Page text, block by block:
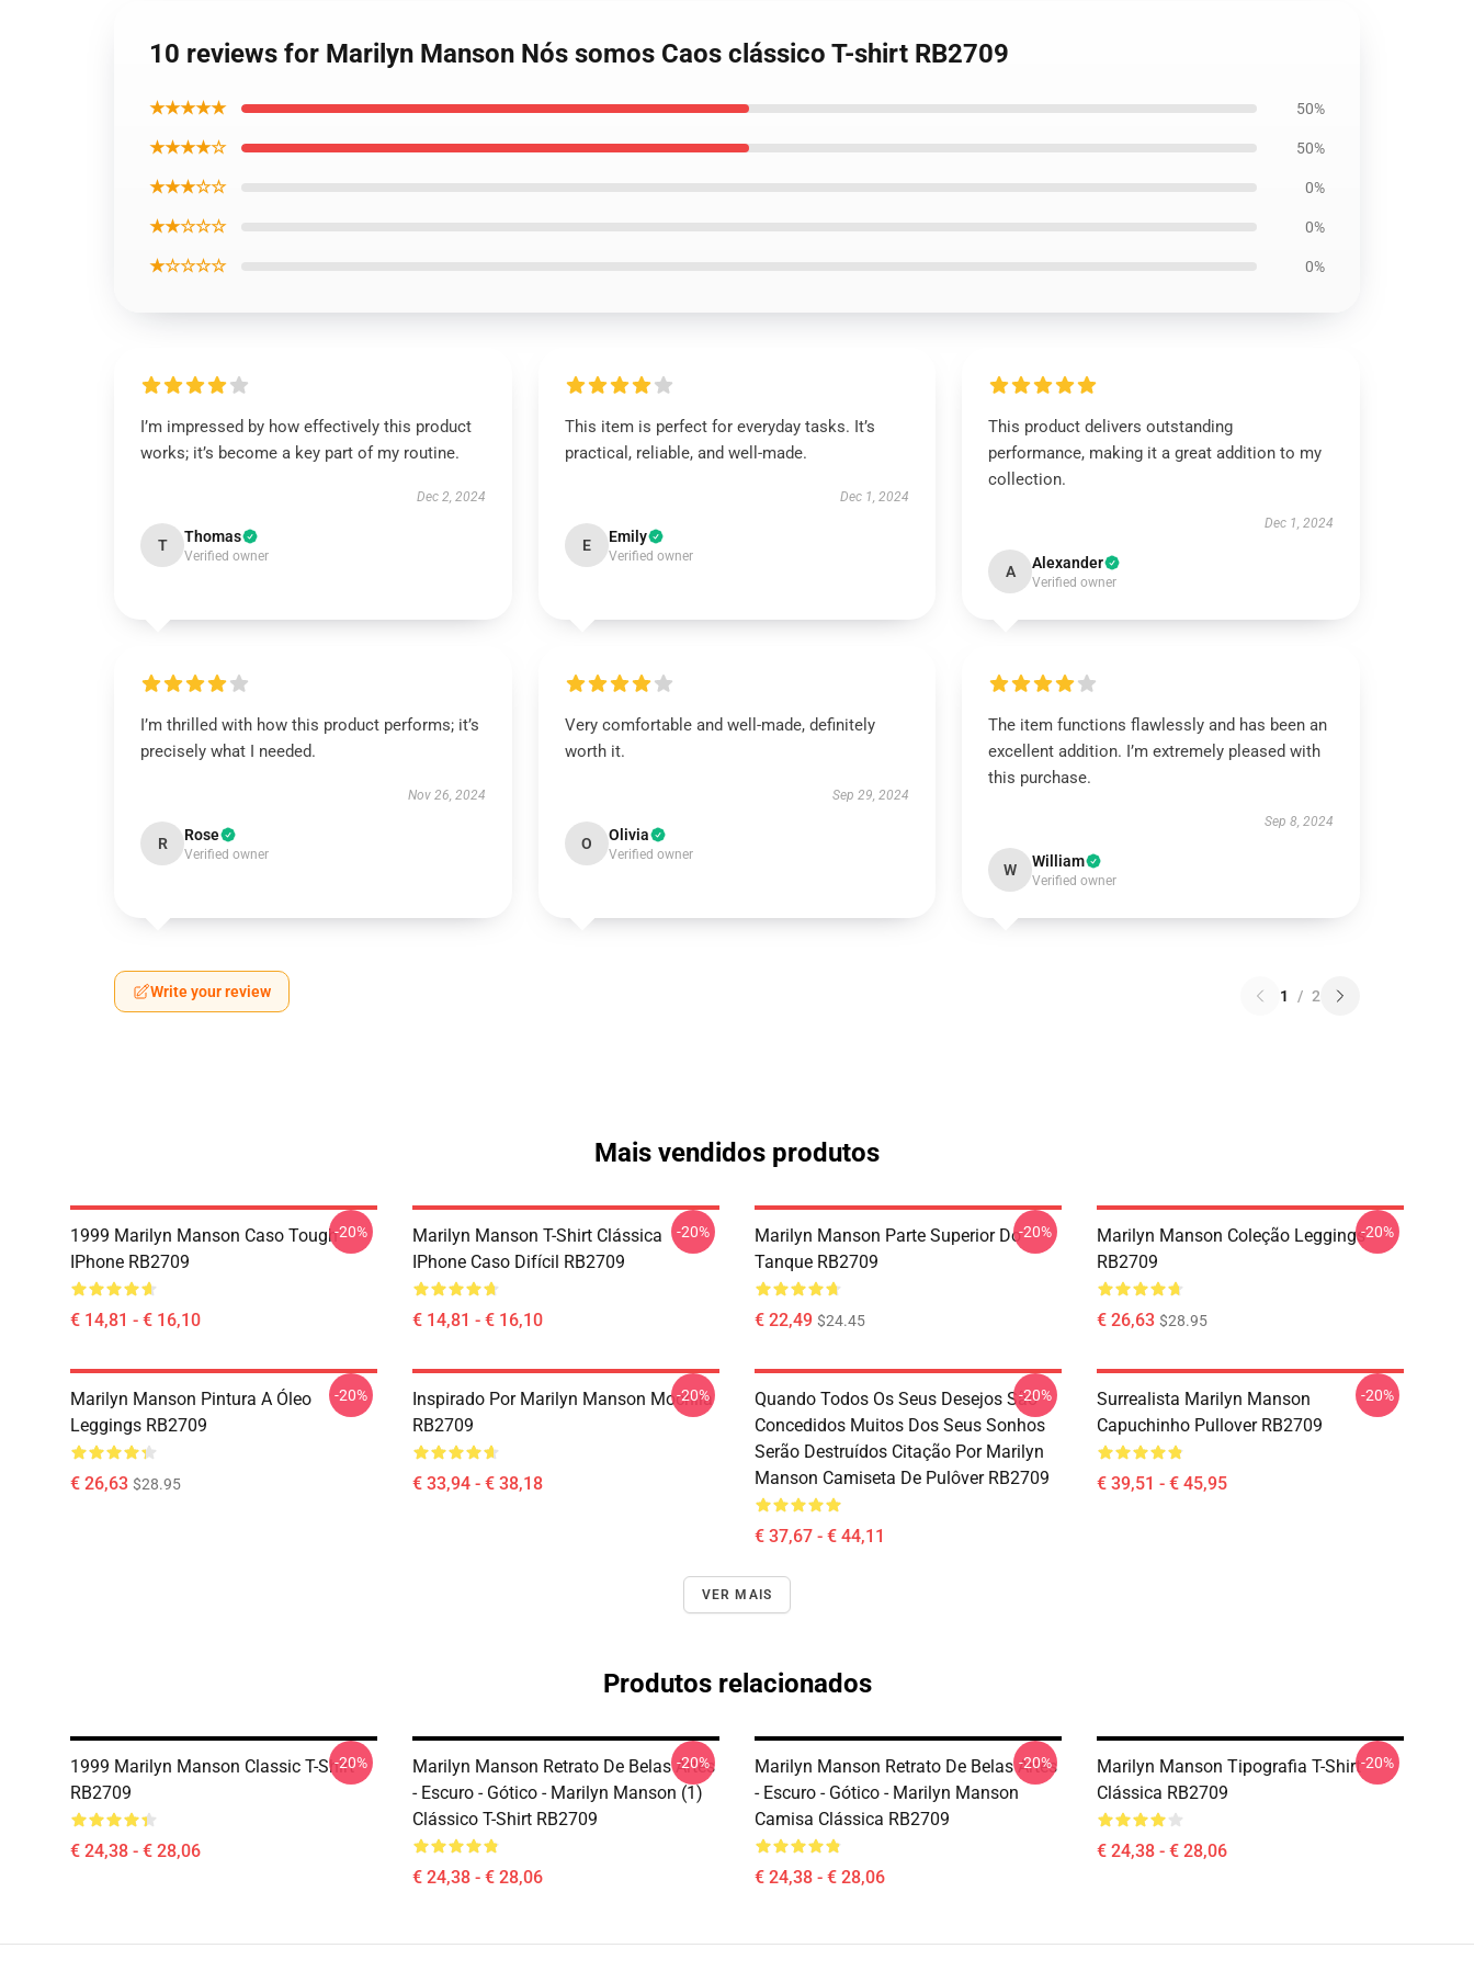
10 reviews for Marilyn Manson Nós somos Caos clássico T-shirt RB2709
★★★★★ 50%
★★★★☆ 50%
★★★☆☆ 0%
★★☆☆☆ 0%
★☆☆☆☆ 0%
I’m impressed by how effectively this product
works; it’s become a key part of my routine.
Dec 2, 2024
T Thomas
Verified owner
This item is perfect for everyday tasks. It’s
practical, reliable, and well-made.
Dec 1, 2024
E Emily
Verified owner
This product delivers outstanding
performance, making it a great addition to my
collection.
Dec 1, 2024
A Alexander
Verified owner
I’m thrilled with how this product performs; it’s
precisely what I needed.
Nov 26, 2024
R Rose
Verified owner
Very comfortable and well-made, definitely
worth it.
Sep 29, 2024
O Olivia
Verified owner
The item functions flawlessly and has been an
excellent addition. I’m extremely pleased with
this purchase.
Sep 8, 2024
W William
Verified owner
Write your review 1 / 2
Mais vendidos produtos
1999 Marilyn Manson Caso Tough
IPhone RB2709
€ 14,81 - € 16,10
-20%
Marilyn Manson T-Shirt Clássica
IPhone Caso Difícil RB2709
€ 14,81 - € 16,10
-20%
Marilyn Manson Parte Superior Do
Tanque RB2709
€ 22,49 $24.45
-20%
Marilyn Manson Coleção Leggings
RB2709
€ 26,63 $28.95
-20%
Marilyn Manson Pintura A Óleo
Leggings RB2709
€ 26,63 $28.95
-20%
Inspirado Por Marilyn Manson Mochila
RB2709
€ 33,94 - € 38,18
-20%
Quando Todos Os Seus Desejos São
Concedidos Muitos Dos Seus Sonhos
Serão Destruídos Citação Por Marilyn
Manson Camiseta De Pulôver RB2709
€ 37,67 - € 44,11
-20%
Surrealista Marilyn Manson
Capuchinho Pullover RB2709
€ 39,51 - € 45,95
-20%
VER MAIS
Produtos relacionados
1999 Marilyn Manson Classic T-Shirt
RB2709
€ 24,38 - € 28,06
-20%
Marilyn Manson Retrato De Belas Artes
- Escuro - Gótico - Marilyn Manson (1)
Clássico T-Shirt RB2709
€ 24,38 - € 28,06
-20%
Marilyn Manson Retrato De Belas Artes
- Escuro - Gótico - Marilyn Manson
Camisa Clássica RB2709
€ 24,38 - € 28,06
-20%
Marilyn Manson Tipografia T-Shirt
Clássica RB2709
€ 24,38 - € 28,06
-20%